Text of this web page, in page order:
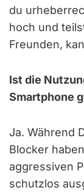
du
hoch und
Freunden,
Ist die
Smartphone
Ja. Während
Blocker
aggressiven
schutzlos